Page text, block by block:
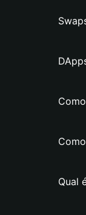
Qual